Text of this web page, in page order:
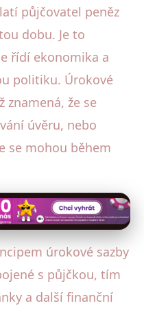
půjčovatel peněz
dobu. Je to
řídí ekonomika a
politiku. Úrokové
znamená, že se
úvěru, nebo
se mohou během
úrokové sazby
s půjčkou, tím
a další finanční